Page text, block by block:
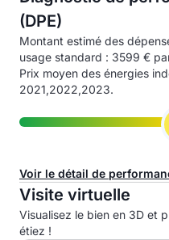
(DPE)
Montant estimé des
usage standard : 3599 €
Prix moyen des énergies
2021,2022,2023.
Voir le détail de
Consommation d'énergie
Visite virtuelle
Visualisez le bien en 3D et
étiez !